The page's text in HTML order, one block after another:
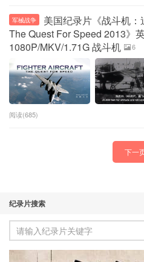
军械战争
美国纪录片《战斗机
The Quest For Speed 2013》
1080P/MKV/1.71G 战斗机
6
阅读(685)
下一
纪录片搜索